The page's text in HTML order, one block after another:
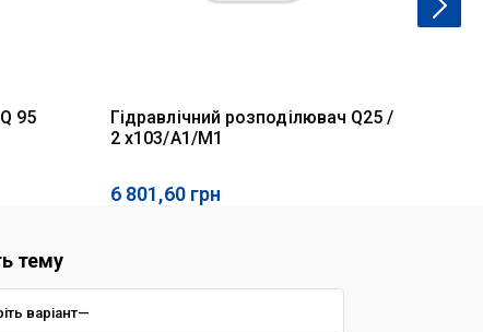
95
Гідравлічний розподілювач Q25 /
2 x103/A1/M1
6 801,60 грн
тему